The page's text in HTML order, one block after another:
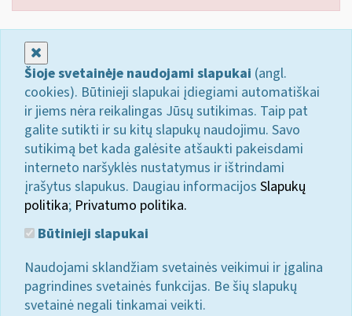
Šioje svetainėje naudojami slapukai (angl.
cookies). Būtinieji slapukai įdiegiami automatiškai
ir jiems nėra reikalingas Jūsų sutikimas. Taip pat
galite sutikti ir su kitų slapukų naudojimu. Savo
sutikimą bet kada galėsite atšaukti pakeisdami
interneto naršyklės nustatymus ir ištrindami
įrašytus slapukus. Daugiau informacijos Slapukų
politika; Privatumo politika.
Būtinieji slapukai
Naudojami sklandžiam svetainės veikimui ir įgalina
pagrindines svetainės funkcijas. Be šių slapukų
svetainė negali tinkamai veikti.